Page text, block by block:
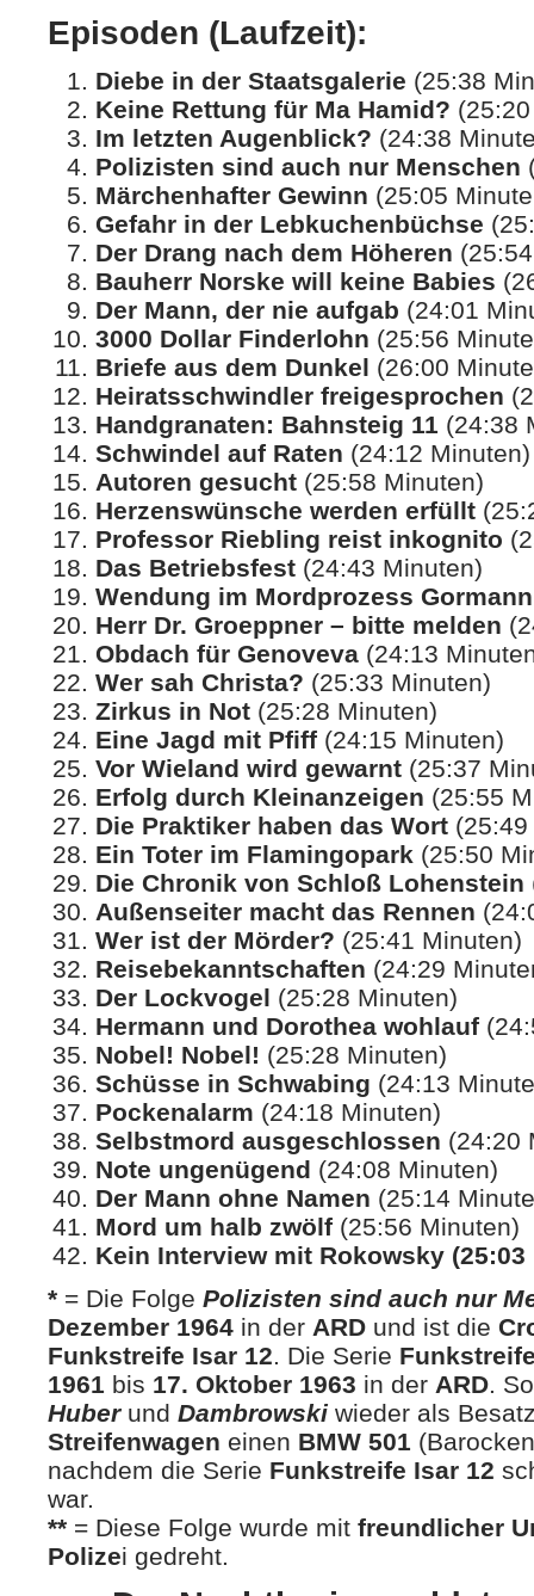
Episoden (Laufzeit):
Diebe in der Staatsgalerie (25:38
Keine Rettung für Ma Hamid?
Im letzten Augenblick? (24:38
Polizisten sind auch nur Menschen
Märchenhafter Gewinn (25:05
Gefahr in der Lebkuchenbüchse
Der Drang nach dem Höheren
Bauherr Norske will keine Babies
Der Mann, der nie aufgab (24:01
3000 Dollar Finderlohn (25:56
Briefe aus dem Dunkel (26:00
Heiratsschwindler freigesprochen
Handgranaten: Bahnsteig 11 (24:38
Schwindel auf Raten (24:12 Minuten)
Autoren gesucht (25:58 Minuten)
Herzenswünsche werden erfüllt
Professor Riebling reist inkognito
Das Betriebsfest (24:43 Minuten)
Wendung im Mordprozess Gormann
Herr Dr. Groeppner – bitte melden
Obdach für Genoveva (24:13
Wer sah Christa? (25:33 Minuten)
Zirkus in Not (25:28 Minuten)
Eine Jagd mit Pfiff (24:15 Minuten)
Vor Wieland wird gewarnt (25:37
Erfolg durch Kleinanzeigen (25:55
Die Praktiker haben das Wort
Ein Toter im Flamingopark (25:50
Die Chronik von Schloß Lohenstein
Außenseiter macht das Rennen
Wer ist der Mörder? (25:41 Minuten)
Reisebekanntschaften (24:29
Der Lockvogel (25:28 Minuten)
Hermann und Dorothea wohlauf
Nobel! Nobel! (25:28 Minuten)
Schüsse in Schwabing (24:13
Pockenalarm (24:18 Minuten)
Selbstmord ausgeschlossen (24:20
Note ungenügend (24:08 Minuten)
Der Mann ohne Namen (25:14
Mord um halb zwölf (25:56 Minuten)
Kein Interview mit Rokowsky (25:03
* = Die Folge Polizisten sind auch nur
Dezember 1964 in der ARD und ist die
Funkstreife Isar 12. Die Serie
1961 bis 17. Oktober 1963 in der ARD.
Huber und Dambrowski wieder als
Streifenwagen einen BMW 501
nachdem die Serie Funkstreife Isar 12
war.
** = Diese Folge wurde mit freundlicher
Polizei gedreht.